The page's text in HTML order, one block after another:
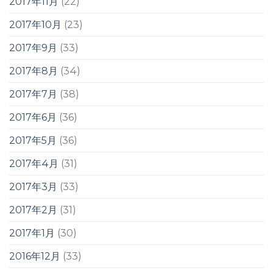
2017年10月 (23)
2017年9月 (33)
2017年8月 (34)
2017年7月 (38)
2017年6月 (36)
2017年5月 (36)
2017年4月 (31)
2017年3月 (33)
2017年2月 (31)
2017年1月 (30)
2016年12月 (33)